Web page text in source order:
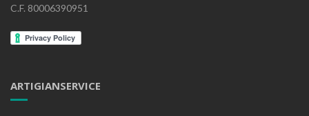
C.F. 80006390951
ARTIGIANSERVICE